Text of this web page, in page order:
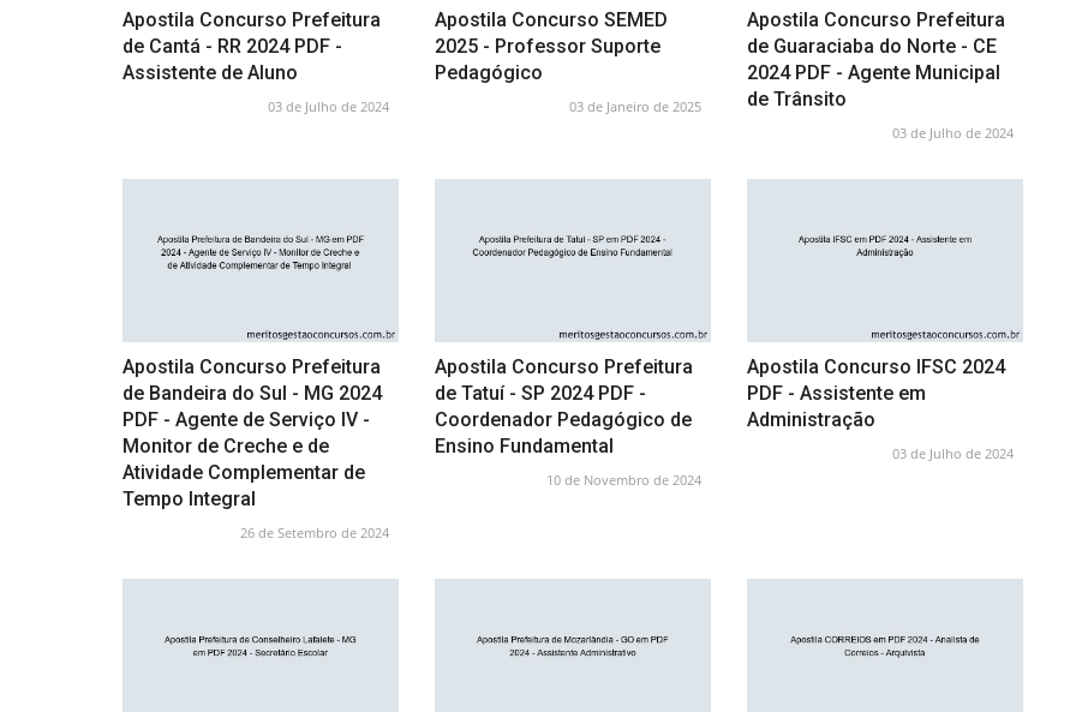
Apostila Concurso Prefeitura
de Cantá - RR 2024 PDF -
Assistente de Aluno
03 de Julho de 2024
Apostila Concurso SEMED
2025 - Professor Suporte
Pedagógico
03 de Janeiro de 2025
Apostila Concurso Prefeitura
de Guaraciaba do Norte - CE
2024 PDF - Agente Municipal
de Trânsito
03 de Julho de 2024
Apostila Concurso Prefeitura
de Bandeira do Sul - MG 2024
PDF - Agente de Serviço IV -
Monitor de Creche e de
Atividade Complementar de
Tempo Integral
26 de Setembro de 2024
Apostila Concurso Prefeitura
de Tatuí - SP 2024 PDF -
Coordenador Pedagógico de
Ensino Fundamental
10 de Novembro de 2024
Apostila Concurso IFSC 2024
PDF - Assistente em
Administração
03 de Julho de 2024